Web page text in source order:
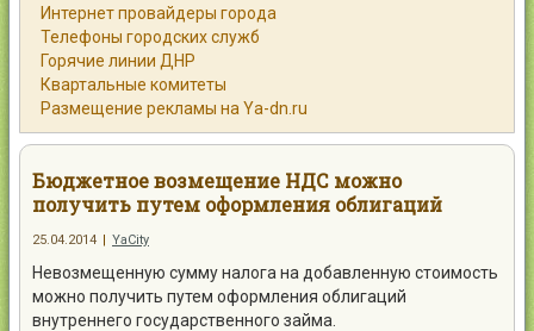
Объявления
Помощь
Интернет провайдеры города
Телефоны городских служб
Горячие линии ДНР
Квартальные комитеты
Размещение рекламы на Ya-dn.ru
Бюджетное возмещение НДС можно
получить путем оформления облигаций
25.04.2014 | YaCity
Невозмещенную сумму налога на добавленную стоимость
можно получить путем оформления облигаций
внутреннего государственного займа.